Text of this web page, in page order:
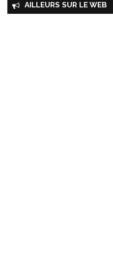
AILLEURS SUR LE WEB